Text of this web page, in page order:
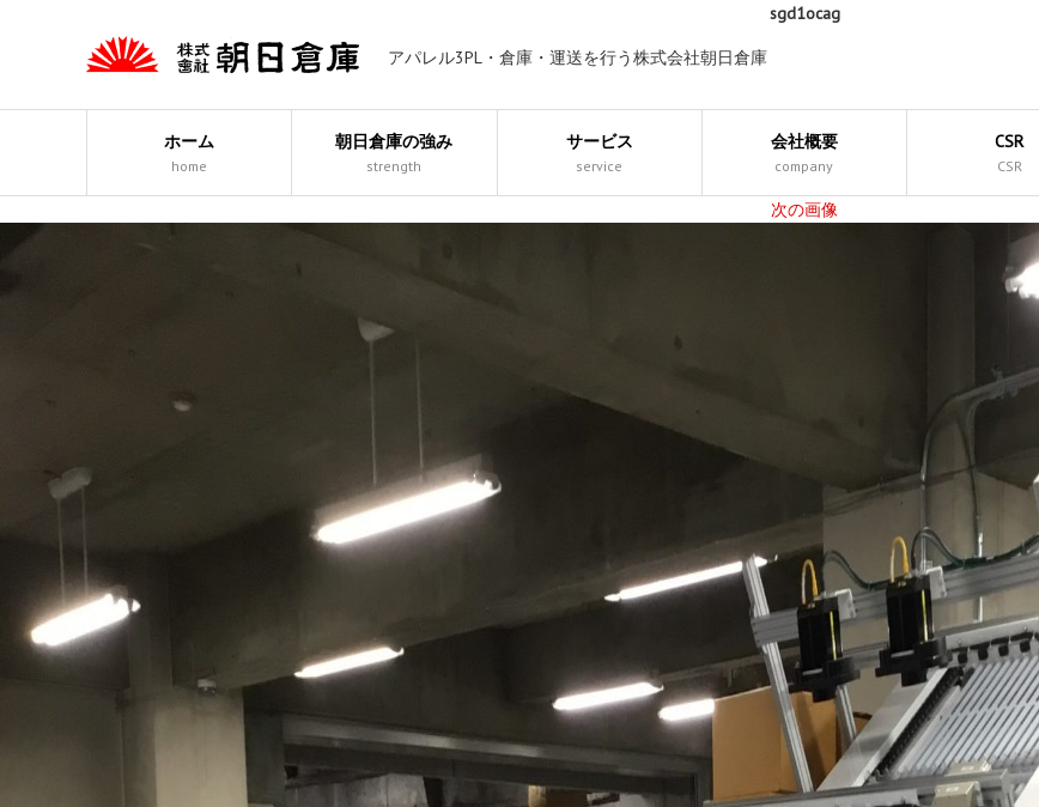
アパレル3PL・倉庫・運送を行う株式会社朝日倉庫
ホーム
home
朝日倉庫の強み
strength
サービス
service
会社概要
company
CSR
CSR
次の画像
sgd1ocag